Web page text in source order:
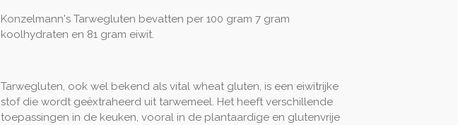
Konzelmann's Tarwegluten bevatten per 100 gram 7 gram
koolhydraten en 81 gram eiwit.
Tarwegluten, ook wel bekend als vital wheat gluten, is een eiwitrijke
stof die wordt geëxtraheerd uit tarwemeel. Het heeft verschillende
toepassingen in de keuken, vooral in de plantaardige en glutenvrije